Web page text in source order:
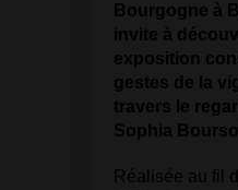
Bourgogne à
invite à
exposition
gestes de la
travers le
Sophia
Réalisée au fil